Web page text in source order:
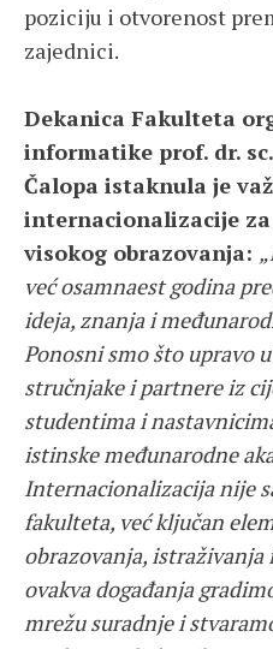
poziciju i otvorenost
zajednici.
Dekanica Fakulteta
informatike prof. dr.
Čalopa istaknula je
internacionalizacije
visokog obrazovanja:
već osamnaest godina
ideja, znanja i
Ponosni smo što upravo
stručnjake i partnere iz
studentima i
istinske međunarodne
Internacionalizacija nije
fakulteta, već ključan
obrazovanja, istraživanja
ovakva događanja
mrežu suradnje i